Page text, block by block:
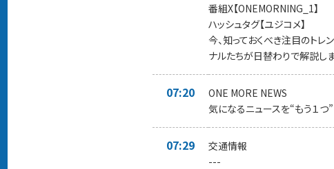
番組X【ONEMORNING_1】
ハッシュタグ【ユジコメ】
今、知っておくべき注目のトレ
ナルたちが日替わりで解説しま
07:20 ONE MORE NEWS
気になるニュースを“もう１つ”
07:29 交通情報
---